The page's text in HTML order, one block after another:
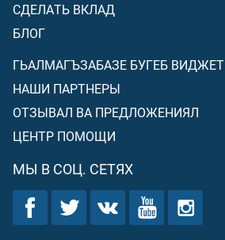
СДЕЛАТЬ ВКЛАД
БЛОГ
ГЬАЛМАГЪЗАБАЗЕ БУГЕБ ВИДЖЕТ
НАШИ ПАРТНЕРЫ
ОТЗЫВАЛ ВА ПРЕДЛОЖЕНИЯЛ
ЦЕНТР ПОМОЩИ
МЫ В СОЦ. СЕТЯХ